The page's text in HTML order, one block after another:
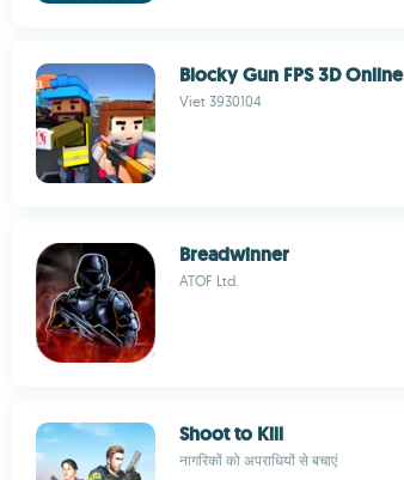
Blocky Gun FPS 3D Online
Viet 3930104
Breadwinner
ATOF Ltd.
Shoot to Kill
नागरिकों को अपराधियों से बचाएं